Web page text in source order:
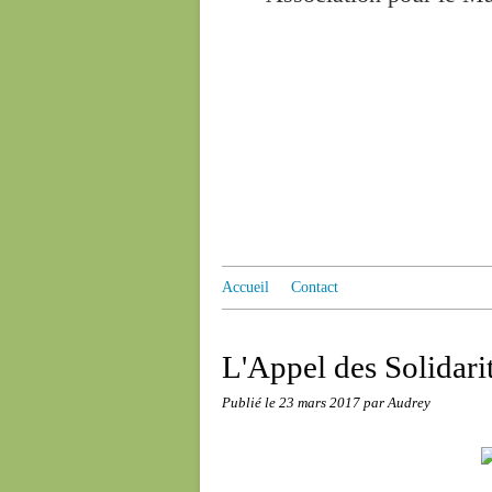
Accueil Contact
L'Appel des
Publié le 23 mars 2017 par Audrey